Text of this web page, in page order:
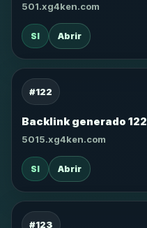
501.xg4ken.com
SI Abrir
#122
Backlink generado 122
5015.xg4ken.com
SI Abrir
#123